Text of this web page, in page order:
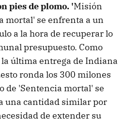
pies de plomo. 'Misión
mortal' se enfrenta a un
a la hora de recuperar lo
presupuesto. Como
última entrega de Indiana
ronda los 300 milones
de 'Sentencia mortal' se
una cantidad similar por
de extender su